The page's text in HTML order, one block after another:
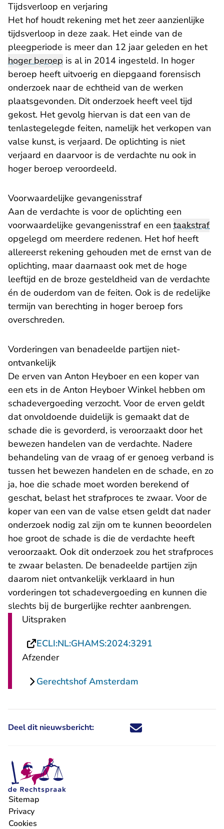
Tijdsverloop en verjaring
Het hof houdt rekening met het zeer aanzienlijke
tijdsverloop in deze zaak. Het einde van de
pleegperiode is meer dan 12 jaar geleden en het
hoger beroep is al in 2014 ingesteld. In hoger
beroep heeft uitvoerig en diepgaand forensisch
onderzoek naar de echtheid van de werken
plaatsgevonden. Dit onderzoek heeft veel tijd
gekost. Het gevolg hiervan is dat een van de
tenlastegelegde feiten, namelijk het verkopen van
valse kunst, is verjaard. De oplichting is niet
verjaard en daarvoor is de verdachte nu ook in
hoger beroep veroordeeld.
Voorwaardelijke gevangenisstraf
Aan de verdachte is voor de oplichting een
voorwaardelijke gevangenisstraf en een taakstraf
opgelegd om meerdere redenen. Het hof heeft
allereerst rekening gehouden met de ernst van de
oplichting, maar daarnaast ook met de hoge
leeftijd en de broze gesteldheid van de verdachte
én de ouderdom van de feiten. Ook is de redelijke
termijn van berechting in hoger beroep fors
overschreden.
Vorderingen van benadeelde partijen niet-
ontvankelijk
De erven van Anton Heyboer en een koper van
een ets in de Anton Heyboer Winkel hebben om
schadevergoeding verzocht. Voor de erven geldt
dat onvoldoende duidelijk is gemaakt dat de
schade die is gevorderd, is veroorzaakt door het
bewezen handelen van de verdachte. Nadere
behandeling van de vraag of er genoeg verband is
tussen het bewezen handelen en de schade, en zo
ja, hoe die schade moet worden berekend of
geschat, belast het strafproces te zwaar. Voor de
koper van een van de valse etsen geldt dat nader
onderzoek nodig zal zijn om te kunnen beoordelen
hoe groot de schade is die de verdachte heeft
veroorzaakt. Ook dit onderzoek zou het strafproces
te zwaar belasten. De benadeelde partijen zijn
daarom niet ontvankelijk verklaard in hun
vorderingen tot schadevergoeding en kunnen die
slechts bij de burgerlijke rechter aanbrengen.
Uitspraken
ECLI:NL:GHAMS:2024:3291
Afzender
Gerechtshof Amsterdam
Deel dit nieuwsbericht: Deel dit nieuwsbericht via X -
Deel dit nieuwsbericht via
Deel dit nieuwsbericht
Deel dit
Sitemap
Privacy
Cookies